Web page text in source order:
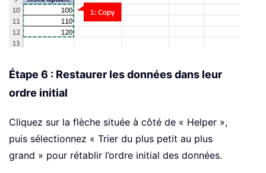
Étape 6 : Restaurer les données dans leur
ordre initial
Cliquez sur la flèche située à côté de « Helper »,
puis sélectionnez « Trier du plus petit au plus
grand » pour rétablir l’ordre initial des données.